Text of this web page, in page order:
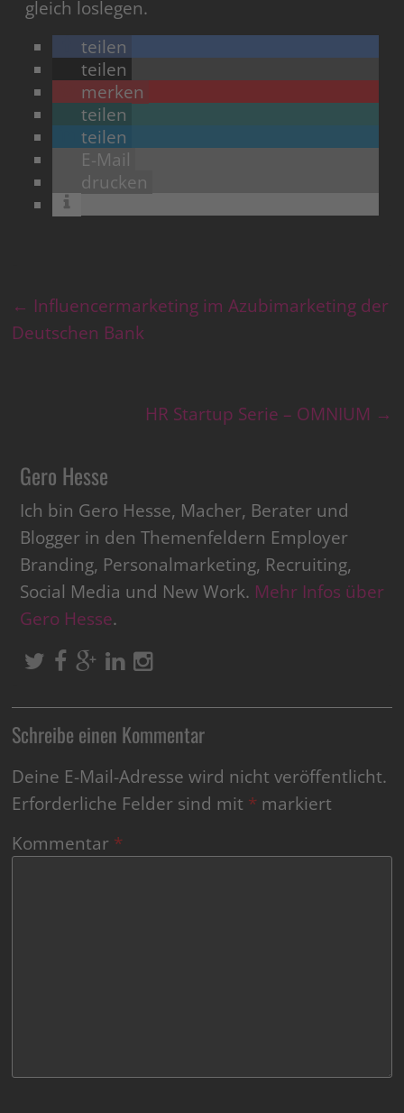
gleich loslegen.
teilen
teilen
merken
teilen
teilen
E-Mail
drucken
← Influencermarketing im Azubimarketing der
Deutschen Bank
HR Startup Serie – OMNIUM →
Gero Hesse
Ich bin Gero Hesse, Macher, Berater und
Blogger in den Themenfeldern Employer
Branding, Personalmarketing, Recruiting,
Social Media und New Work. Mehr Infos über
Gero Hesse.
Schreibe einen Kommentar
Deine E-Mail-Adresse wird nicht veröffentlicht.
Erforderliche Felder sind mit * markiert
Kommentar *